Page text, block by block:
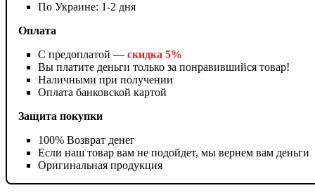
По Украине: 1-2 дня
Оплата
С предоплатой — скидка 5%
Вы платите деньги только за понравившийся товар!
Наличными при получении
Оплата банковской картой
Защита покупки
100% Возврат денег
Если наш товар вам не подойдет, мы вернем вам деньги
Оригинальная продукция